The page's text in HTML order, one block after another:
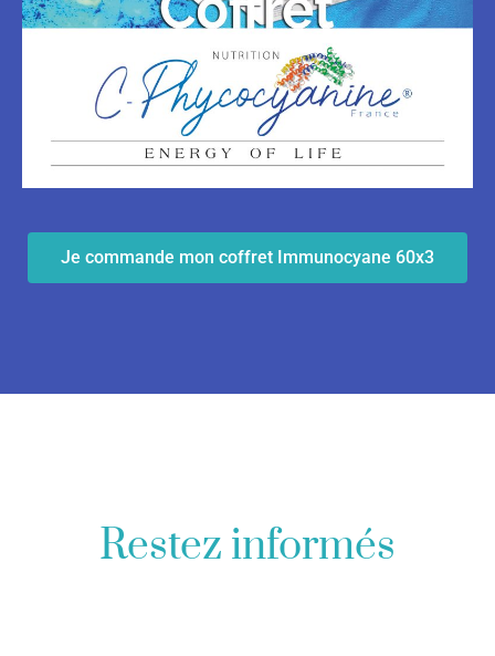
Je commande mon coffret Immunocyane 60x3
Restez informés